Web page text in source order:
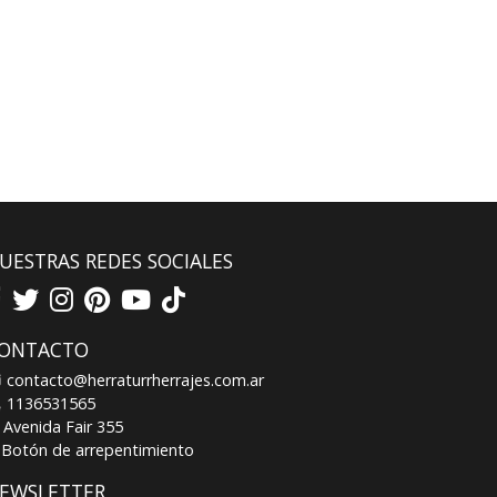
REDES SOCIALES
contacto@herraturrherrajes.com.ar
1136531565
Avenida Fair 355
Botón de arrepentimiento